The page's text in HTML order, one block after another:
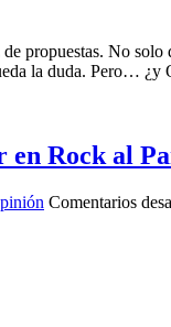
propuestas. No
la duda. Pero…
en Rock al
Comentarios